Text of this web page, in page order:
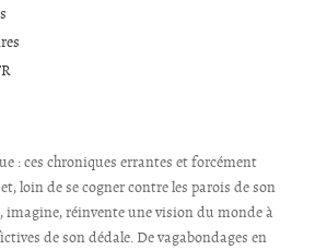
: ces chroniques errantes et forcément
loin de se cogner contre les parois de son
imagine, réinvente une vision du monde à
de son dédale. De vagabondages en